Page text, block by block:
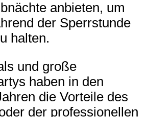
anbieten, um
der Sperrstunde
halten.
und große
haben in den
die Vorteile des
der professionellen